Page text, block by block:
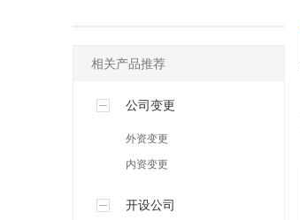
相关产品推荐
公司变更
外资变更
内资变更
开设公司